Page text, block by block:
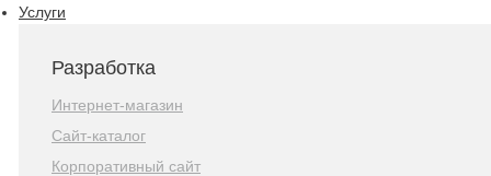
Услуги
Разработка
Интернет-магазин
Сайт-каталог
Корпоративный сайт